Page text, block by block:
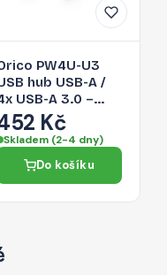
PW4U-U3
hub USB-A /
USB-A 3.0 –
černá Kč
Skladem (2-4 dny)
Do košíku